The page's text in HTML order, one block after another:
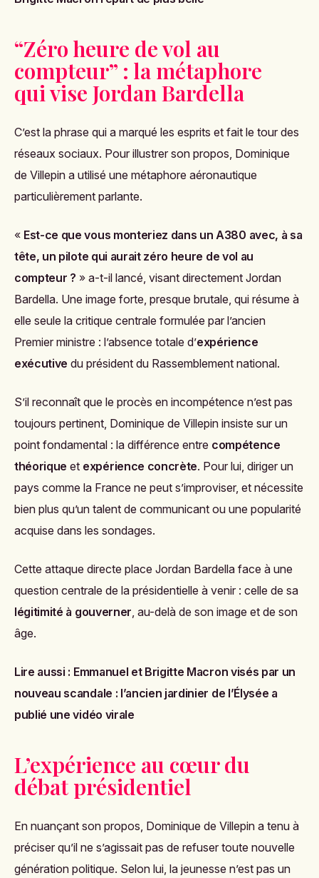
“Zéro heure de vol au
compteur” : la métaphore
qui vise Jordan Bardella
C’est la phrase qui a marqué les esprits et fait le tour des
réseaux sociaux. Pour illustrer son propos, Dominique
de Villepin a utilisé une métaphore aéronautique
particulièrement parlante.
« Est-ce que vous monteriez dans un A380 avec, à sa
tête, un pilote qui aurait zéro heure de vol au
compteur ? » a-t-il lancé, visant directement Jordan
Bardella. Une image forte, presque brutale, qui résume à
elle seule la critique centrale formulée par l’ancien
Premier ministre : l’absence totale d’expérience
exécutive du président du Rassemblement national.
S’il reconnaît que le procès en incompétence n’est pas
toujours pertinent, Dominique de Villepin insiste sur un
point fondamental : la différence entre compétence
théorique et expérience concrète. Pour lui, diriger un
pays comme la France ne peut s’improviser, et nécessite
bien plus qu’un talent de communicant ou une popularité
acquise dans les sondages.
Cette attaque directe place Jordan Bardella face à une
question centrale de la présidentielle à venir : celle de sa
légitimité à gouverner, au-delà de son image et de son
âge.
Lire aussi : Emmanuel et Brigitte Macron visés par un
nouveau scandale : l’ancien jardinier de l’Élysée a
publié une vidéo virale
L’expérience au cœur du
débat présidentiel
En nuançant son propos, Dominique de Villepin a tenu à
préciser qu’il ne s’agissait pas de refuser toute nouvelle
génération politique. Selon lui, la jeunesse n’est pas un